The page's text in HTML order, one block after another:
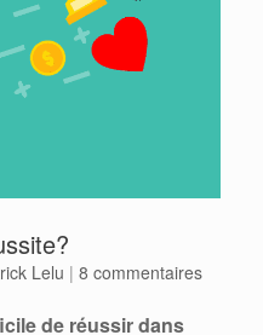
Lelu | 8 commentaires
de réussir dans